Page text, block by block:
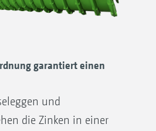
häufig unbe­frie­
auf den
leistet.
bewährtes Zinken-
garantiert einen
und
die Zinken in einer